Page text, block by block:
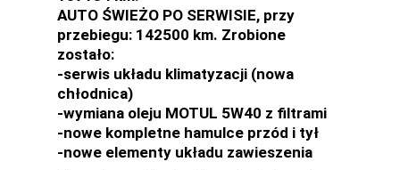
AUTO ŚWIEŻO PO SERWISIE, przy
przebiegu: 142500 km. Zrobione
zostało:
-serwis układu klimatyzacji (nowa
chłodnica)
-wymiana oleju MOTUL 5W40 z filtrami
-nowe kompletne hamulce przód i tył
-nowe elementy układu zawieszenia